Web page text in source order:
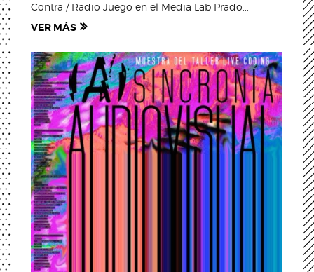
Contra / Radio Juego en el Media Lab Prado...
VER MÁS